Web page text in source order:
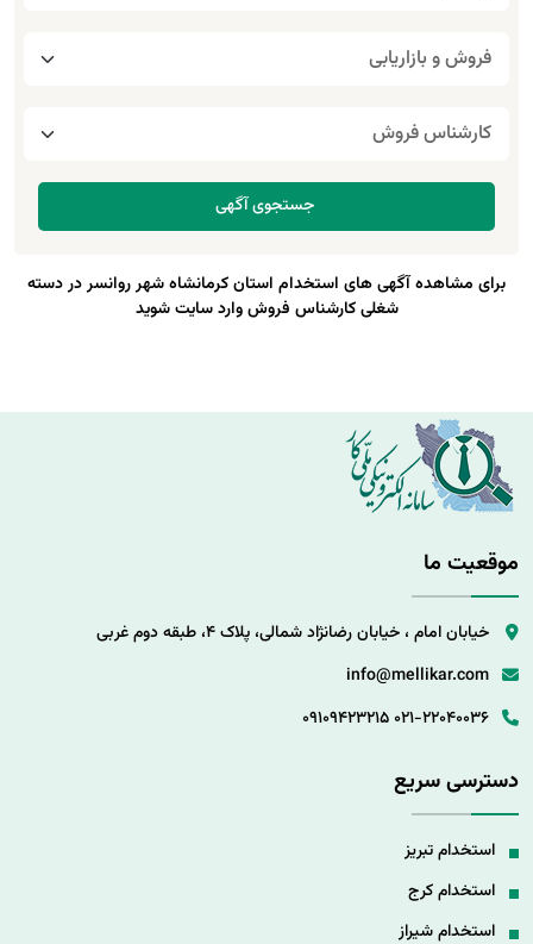
برای مشاهده آگهی های استخدام استان کرمانشاه شهر روانسر در دسته
شغلی کارشناس فروش وارد سایت شوید
موقعیت ما
خیابان امام ، خیابان رضانژاد شمالی، پلاک 4، طبقه دوم غربی
info@mellikar.com
021-22040036
09109423215
دسترسی سریع
استخدام تبریز
استخدام کرج
استخدام شیراز